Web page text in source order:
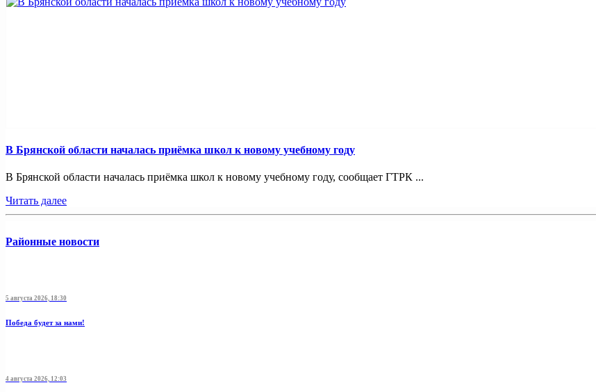
В Брянской области началась приёмка школ к новому учебному году
В Брянской области началась приёмка школ к новому учебному году, сообщает ГТРК ...
Читать далее
Районные новости
5 августа 2026, 18:30
Победа будет за нами!
4 августа 2026, 12:03